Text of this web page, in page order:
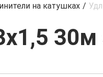
на катушках /
30м